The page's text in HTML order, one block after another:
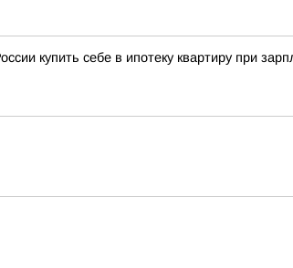
купить себе в ипотеку квартиру при